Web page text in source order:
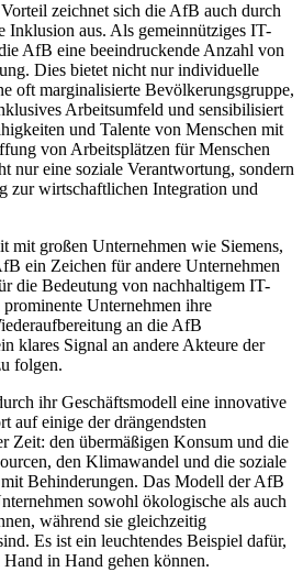
zeichnet sich die AfB auch durch
Inklusion aus. Als gemeinnütziges IT-
AfB eine beeindruckende Anzahl von
Dies bietet nicht nur individuelle
oft marginalisierte Bevölkerungsgruppe,
Arbeitsumfeld und sensibilisiert
und Talente von Menschen mit
von Arbeitsplätzen für Menschen
nur eine soziale Verantwortung, sondern
zur wirtschaftlichen Integration und
mit großen Unternehmen wie Siemens,
ein Zeichen für andere Unternehmen
die Bedeutung von nachhaltigem IT-
Unternehmen ihre
an die AfB
klares Signal an andere Akteure der
folgen.
ihr Geschäftsmodell eine innovative
auf einige der drängendsten
Zeit: den übermäßigen Konsum und die
den Klimawandel und die soziale
Behinderungen. Das Modell der AfB
sowohl ökologische als auch
während sie gleichzeitig
Es ist ein leuchtendes Beispiel dafür,
in Hand gehen können.